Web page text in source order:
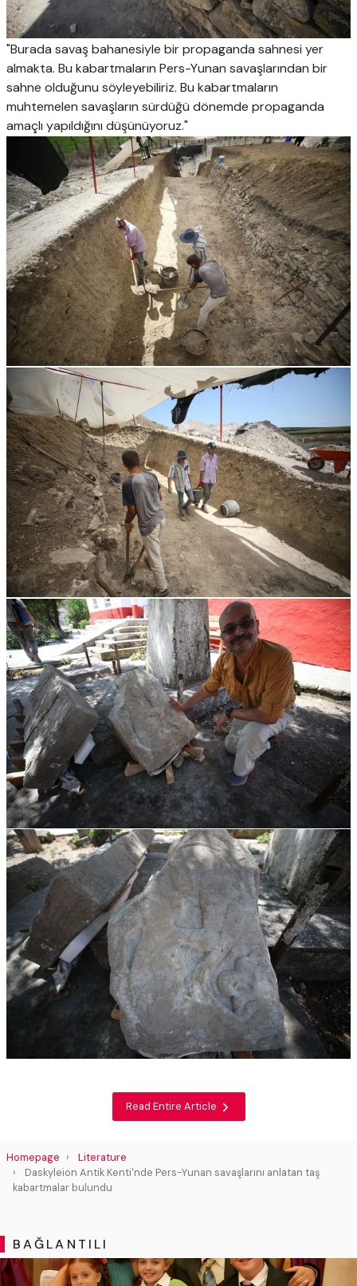
"Burada savaş bahanesiyle bir propaganda sahnesi yer
almakta. Bu kabartmaların Pers-Yunan savaşlarından bir
sahne olduğunu söyleyebiliriz. Bu kabartmaların
muhtemelen savaşların sürdüğü dönemde propaganda
amaçlı yapıldığını düşünüyoruz."
Read Entire Article
Homepage
Literature
Daskyleion Antik Kenti'nde Pers-Yunan savaşlarını anlatan taş
kabartmalar bulundu
BAĞLANTILI